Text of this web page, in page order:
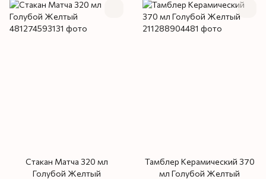
Стакан Матча 320 мл
Голубой Желтый
Тамблер Керамический 370
мл Голубой Желтый